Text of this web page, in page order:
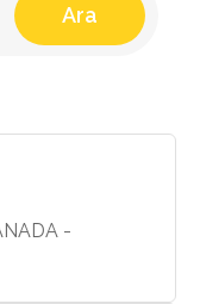
Ara
-